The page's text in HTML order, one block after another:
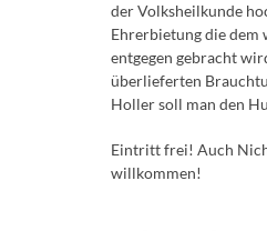
der Volksheilkunde
Ehrerbietung die dem
entgegen gebracht
überlieferten
Holler soll man den
Eintritt frei! Auch
willkommen!